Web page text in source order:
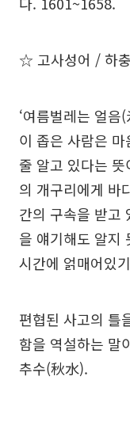
☆ 고사성어 / 하
‘여름벌레는 얼음
이 좁은 사람은
줄 알고 있다는
의 개구리에게 바
간의 구속을 받고
을 얘기해도 알
시간에 얽매어있
편협된 사고의 틀
함을 역설하는 말
추수(秋水).